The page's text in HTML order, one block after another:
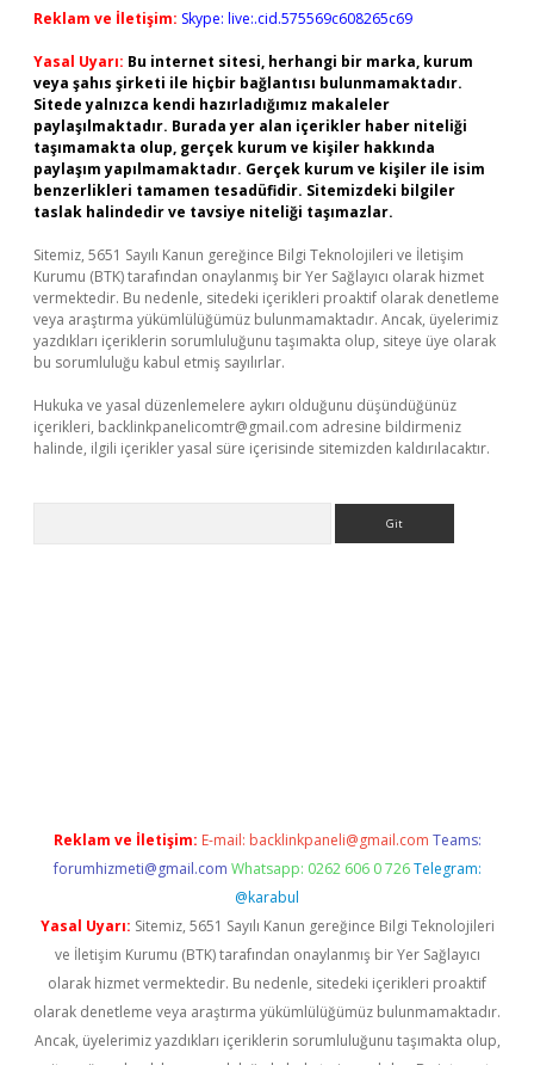
Reklam ve İletişim: Skype: live:.cid.575569c608265c69
Yasal Uyarı: Bu internet sitesi, herhangi bir marka, kurum
veya şahıs şirketi ile hiçbir bağlantısı bulunmamaktadır.
Sitede yalnızca kendi hazırladığımız makaleler
paylaşılmaktadır. Burada yer alan içerikler haber niteliği
taşımamakta olup, gerçek kurum ve kişiler hakkında
paylaşım yapılmamaktadır. Gerçek kurum ve kişiler ile isim
benzerlikleri tamamen tesadüfidir. Sitemizdeki bilgiler
taslak halindedir ve tavsiye niteliği taşımazlar.
Sitemiz, 5651 Sayılı Kanun gereğince Bilgi Teknolojileri ve İletişim
Kurumu (BTK) tarafından onaylanmış bir Yer Sağlayıcı olarak hizmet
vermektedir. Bu nedenle, sitedeki içerikleri proaktif olarak denetleme
veya araştırma yükümlülüğümüz bulunmamaktadır. Ancak, üyelerimiz
yazdıkları içeriklerin sorumluluğunu taşımakta olup, siteye üye olarak
bu sorumluluğu kabul etmiş sayılırlar.
Hukuka ve yasal düzenlemelere aykırı olduğunu düşündüğünüz
içerikleri, backlinkpanelicomtr@gmail.com adresine bildirmeniz
halinde, ilgili içerikler yasal süre içerisinde sitemizden kaldırılacaktır.
Reklam ve İletişim: E-mail: backlinkpaneli@gmail.com Teams:
forumhizmeti@gmail.com Whatsapp: 0262 606 0 726 Telegram:
@karabul
Yasal Uyarı: Sitemiz, 5651 Sayılı Kanun gereğince Bilgi Teknolojileri
ve İletişim Kurumu (BTK) tarafından onaylanmış bir Yer Sağlayıcı
olarak hizmet vermektedir. Bu nedenle, sitedeki içerikleri proaktif
olarak denetleme veya araştırma yükümlülüğümüz bulunmamaktadır.
Ancak, üyelerimiz yazdıkları içeriklerin sorumluluğunu taşımakta olup,